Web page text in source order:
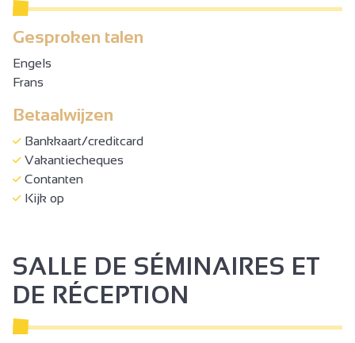
Gesproken talen
Engels
Frans
Betaalwijzen
Bankkaart/creditcard
Vakantiecheques
Contanten
Kijk op
SALLE DE SÉMINAIRES ET
DE RÉCEPTION